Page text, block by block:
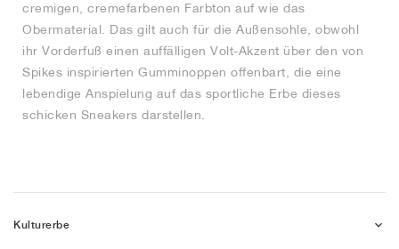
cremigen, cremefarbenen Farbton auf wie das
Obermaterial. Das gilt auch für die Außensohle, obwohl
ihr Vorderfuß einen auffälligen Volt-Akzent über den von
Spikes inspirierten Gumminoppen offenbart, die eine
lebendige Anspielung auf das sportliche Erbe dieses
schicken Sneakers darstellen.
Kulturerbe